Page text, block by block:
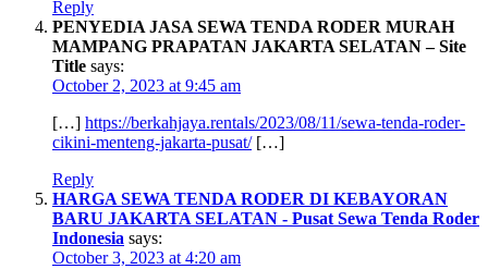
Reply
PENYEDIA JASA SEWA TENDA RODER MURAH
MAMPANG PRAPATAN JAKARTA SELATAN – Site
Title says:
October 2, 2023 at 9:45 am
[…] https://berkahjaya.rentals/2023/08/11/sewa-tenda-roder-
cikini-menteng-jakarta-pusat/[…]
Reply
HARGA SEWA TENDA RODER DI KEBAYORAN
BARU JAKARTA SELATAN - Pusat Sewa Tenda Roder
Indonesia says:
October 3, 2023 at 4:20 am